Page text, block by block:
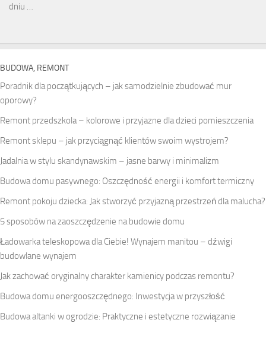
dniu …
BUDOWA, REMONT
Poradnik dla początkujących – jak samodzielnie zbudować mur
oporowy?
Remont przedszkola – kolorowe i przyjazne dla dzieci pomieszczenia
Remont sklepu – jak przyciągnąć klientów swoim wystrojem?
Jadalnia w stylu skandynawskim – jasne barwy i minimalizm
Budowa domu pasywnego: Oszczędność energii i komfort termiczny
Remont pokoju dziecka: Jak stworzyć przyjazną przestrzeń dla malucha?
5 sposobów na zaoszczędzenie na budowie domu
Ładowarka teleskopowa dla Ciebie! Wynajem manitou – dźwigi
budowlane wynajem
Jak zachować oryginalny charakter kamienicy podczas remontu?
Budowa domu energooszczędnego: Inwestycja w przyszłość
Budowa altanki w ogrodzie: Praktyczne i estetyczne rozwiązanie